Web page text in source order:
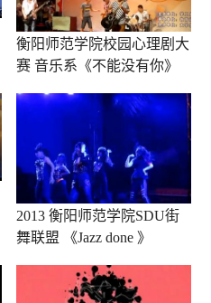
衡阳师范学院校园心理剧大
赛 音乐系《不能没有你》
2013 衡阳师范学院SDU街
舞联盟 《Jazz done 》